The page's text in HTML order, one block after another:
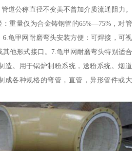
道公称直径不变美不曾加介质流通阻力。
重量仅为合金铸钢管的65%—75%，对管
龟甲网耐磨弯头安装方便：可焊接，可视
其他形式接口。7.龟甲网耐磨弯头特别适合
造。用于锅炉制粉系统，送粉系统。烟道
成各种规格的弯管，直管，异形管件或大